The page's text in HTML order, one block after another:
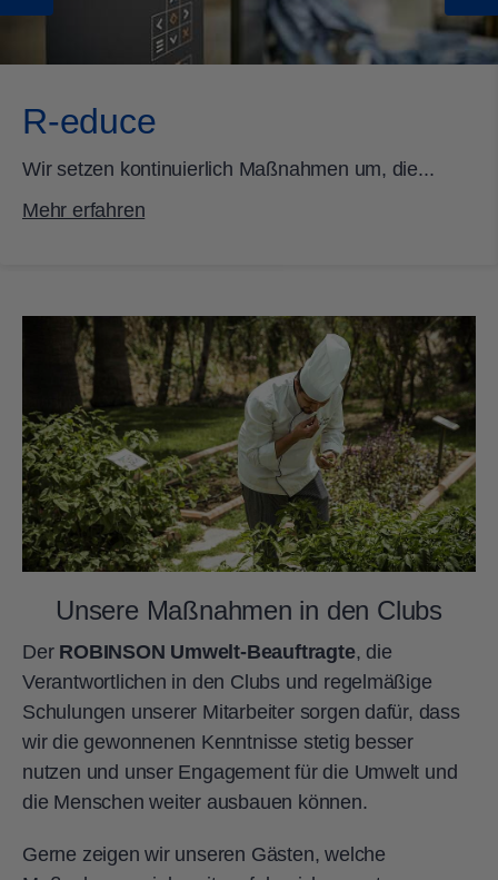
R-educe
Wir setzen kontinuierlich Maßnahmen um, die...
Mehr erfahren
Unsere Maßnahmen in den Clubs
Der ROBINSON Umwelt-Beauftragte, die
Verantwortlichen in den Clubs und regelmäßige
Schulungen unserer Mitarbeiter sorgen dafür, dass
wir die gewonnenen Kenntnisse stetig besser
nutzen und unser Engagement für die Umwelt und
die Menschen weiter ausbauen können.
Gerne zeigen wir unseren Gästen, welche